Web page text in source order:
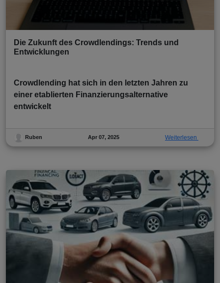
Die Zukunft des Crowdlendings: Trends und
Entwicklungen
Crowdlending hat sich in den letzten Jahren zu
einer etablierten Finanzierungsalternative
entwickelt
Ruben Apr 07, 2025 Weiterlesen